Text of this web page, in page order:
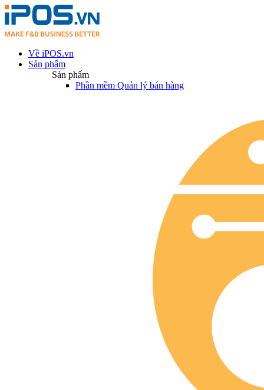
Về iPOS.vn
Sản phẩm
Sản phẩm
Phần mềm Quản lý bán hàng